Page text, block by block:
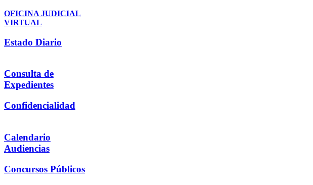
OFICINA JUDICIAL
VIRTUAL
Estado Diario
Consulta de
Expedientes
Confidencialidad
Calendario
Audiencias
Concursos Públicos